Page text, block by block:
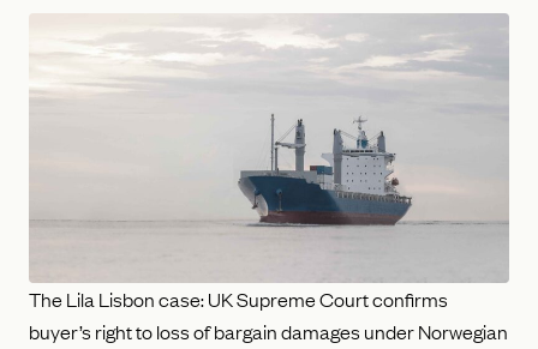
The Lila Lisbon case: UK Supreme Court confirms
buyer’s right to loss of bargain damages under Norwegian